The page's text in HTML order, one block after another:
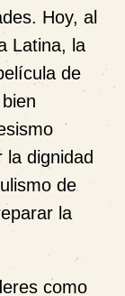
Hoy, al
Latina, la
de
dignidad
de
la
como